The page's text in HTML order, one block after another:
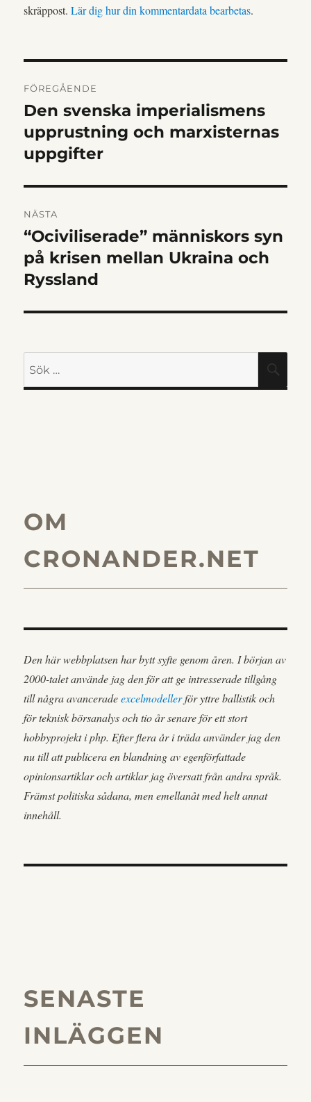
skräppost.Lär dig hur din kommentardata bearbetas.
FÖREGÅENDE
Föregående
inlägg:
Den svenska imperialismens
upprustning och marxisternas
uppgifter
NÄSTA
Nästa
inlägg:
“Ociviliserade” människors syn
på krisen mellan Ukraina och
Ryssland
OM
CRONANDER.NET
Den här webbplatsen har bytt syfte genom åren. I början av
2000-talet använde jag den för att ge intresserade tillgång
till några avanceradeexcelmodellerför yttre ballistik och
för teknisk börsanalys och tio år senare för ett stort
hobbyprojekt i php. Efter flera år i träda använder jag den
nu till att publicera en blandning av egenförfattade
opinionsartiklar och artiklar jag översatt från andra språk.
Främst politiska sådana, men emellanåt med helt annat
innehåll.
SENASTE
INLÄGGEN